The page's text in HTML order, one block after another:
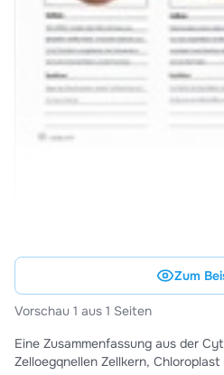
Zum
Vorschau 1 aus 1 Seiten
Eine Zusammenfassung aus der
Zelloegqnellen Zellkern,